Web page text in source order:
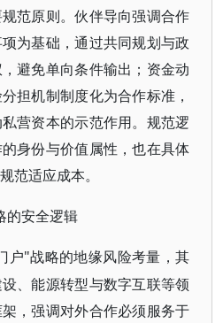
范原则。伙伴导向强调合作
为基础，通过共同规划与政
避免单向条件输出；资金动
担机制制度化为合作标准，
营资本的示范作用。规范逻
身份与价值属性，也在具体
范适应成本。
的安全逻辑
户"战略的地缘风险考量，其
、能源转型与数字互联等领
，强调对外合作必须服务于